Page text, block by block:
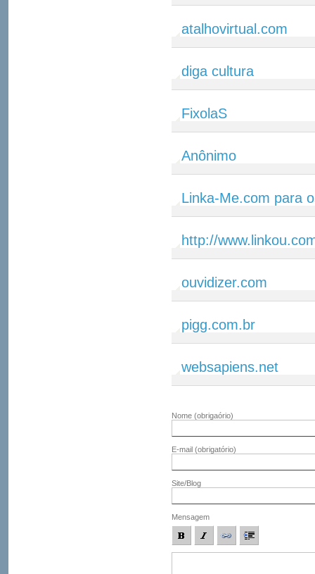
atalhovirtual.com
diga cultura
FixolaS
Anônimo
Linka-Me.com para
http://
ouvidizer.com
pigg.com.br
websapiens.net
Nome (obrigaório)
E-mail (obrigatório)
Site/Blog
Mensagem